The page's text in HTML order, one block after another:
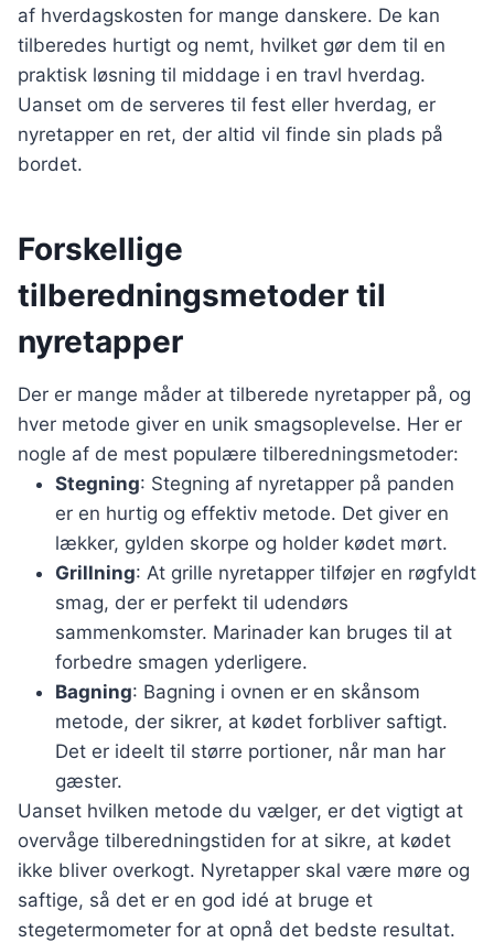
af hverdagskosten for mange danskere. De kan
tilberedes hurtigt og nemt, hvilket gør dem til en
praktisk løsning til middage i en travl hverdag.
Uanset om de serveres til fest eller hverdag, er
nyretapper en ret, der altid vil finde sin plads på
bordet.
Forskellige
tilberedningsmetoder til
nyretapper
Der er mange måder at tilberede nyretapper på, og
hver metode giver en unik smagsoplevelse. Her er
nogle af de mest populære tilberedningsmetoder:
Stegning: Stegning af nyretapper på panden
er en hurtig og effektiv metode. Det giver en
lækker, gylden skorpe og holder kødet mørt.
Grillning: At grille nyretapper tilføjer en røgfyldt
smag, der er perfekt til udendørs
sammenkomster. Marinader kan bruges til at
forbedre smagen yderligere.
Bagning: Bagning i ovnen er en skånsom
metode, der sikrer, at kødet forbliver saftigt.
Det er ideelt til større portioner, når man har
gæster.
Uanset hvilken metode du vælger, er det vigtigt at
overvåge tilberedningstiden for at sikre, at kødet
ikke bliver overkogt. Nyretapper skal være møre og
saftige, så det er en god idé at bruge et
stegetermometer for at opnå det bedste resultat.